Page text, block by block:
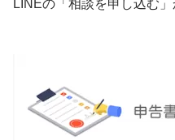
LINEの「相談を申し込む